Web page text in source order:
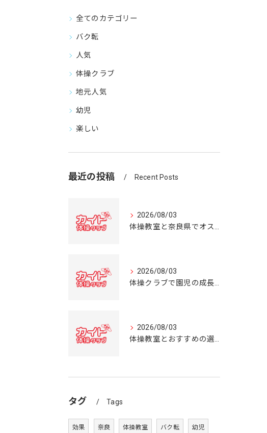
全てのカテゴリー
バク転
人気
体操クラブ
地元人気
幼児
楽しい
最近の投稿 Recent Posts
2026/08/03
体操教室と奈良県でオススメの体操クラブ選び方ガイド
2026/08/03
体操クラブで園児の成長を育む奈良県の体操教室選びガイド
2026/08/03
体操教室とおすすめの選び方を奈良県の体操クラブ事情から詳しく解説
タグ Tags
効果 奈良 体操教室 バク転 幼児